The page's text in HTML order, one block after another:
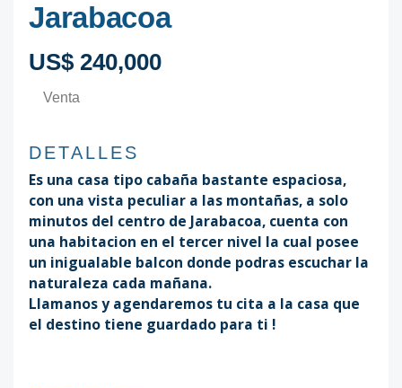
Jarabacoa
US$ 240,000
Venta
DETALLES
Es una casa tipo cabaña bastante espaciosa,
con una vista peculiar a las montañas, a solo
minutos del centro de Jarabacoa, cuenta con
una habitacion en el tercer nivel la cual posee
un inigualable balcon donde podras escuchar la
naturaleza cada mañana.
Llamanos y agendaremos tu cita a la casa que
el destino tiene guardado para ti !